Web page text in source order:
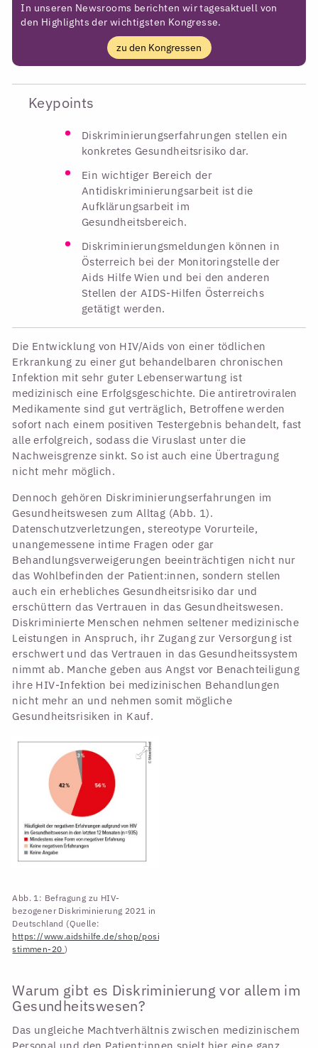
In unseren Newsrooms berichten wir tagesaktuell von
den Highlights der wichtigsten Kongresse.
zu den Kongressen
Keypoints
Diskriminierungserfahrungen stellen ein
konkretes Gesundheitsrisiko dar.
Ein wichtiger Bereich der
Antidiskriminierungsarbeit ist die
Aufklärungsarbeit im
Gesundheitsbereich.
Diskriminierungsmeldungen können in
Österreich bei der Monitoringstelle der
Aids Hilfe Wien und bei den anderen
Stellen der AIDS-Hilfen Österreichs
getätigt werden.
Die Entwicklung von HIV/Aids von einer tödlichen
Erkrankung zu einer gut behandelbaren chronischen
Infektion mit sehr guter Lebenserwartung ist
medizinisch eine Erfolgsgeschichte. Die antiretroviralen
Medikamente sind gut verträglich, Betroffene werden
sofort nach einem positiven Testergebnis behandelt, fast
alle erfolgreich, sodass die Viruslast unter die
Nachweisgrenze sinkt. So ist auch eine Übertragung
nicht mehr möglich.
Dennoch gehören Diskriminierungserfahrungen im
Gesundheitswesen zum Alltag (Abb. 1).
Datenschutzverletzungen, stereotype Vorurteile,
unangemessene intime Fragen oder gar
Behandlungsverweigerungen beeinträchtigen nicht nur
das Wohlbefinden der Patient:innen, sondern stellen
auch ein erhebliches Gesundheitsrisiko dar und
erschüttern das Vertrauen in das Gesundheitswesen.
Diskriminierte Menschen nehmen seltener medizinische
Leistungen in Anspruch, ihr Zugang zur Versorgung ist
erschwert und das Vertrauen in das Gesundheitssystem
nimmt ab. Manche geben aus Angst vor Benachteiligung
ihre HIV-Infektion bei medizinischen Behandlungen
nicht mehr an und nehmen somit mögliche
Gesundheitsrisiken in Kauf.
Abb. 1: Befragung zu HIV-
bezogener Diskriminierung 2021 in
Deutschland (Quelle:
https://www.aidshilfe.de/shop/positive-
stimmen-20 )
Warum gibt es Diskriminierung vor allem im
Gesundheitswesen?
Das ungleiche Machtverhältnis zwischen medizinischem